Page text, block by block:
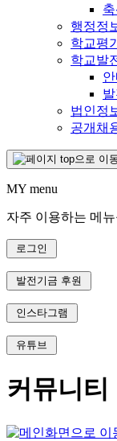
행정정
학교평
학교발
법인정
공개채
MY menu
자주 이용하는 메
로그인
발전기금 후원
인스타그램
유튜브
커뮤니티